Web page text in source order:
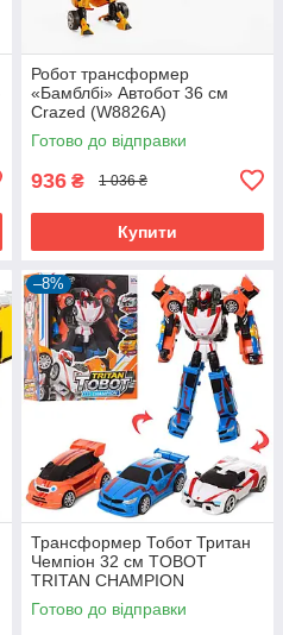
Робот трансформер
«Бамблбі» Автобот 36 см
Crazed (W8826A)
Готово до відправки
936 ₴ 1 036 ₴
Купити
–8%
Трансформер Тобот Тритан
Чемпіон 32 см TOBOT
TRITAN CHAMPION
Готово до відправки